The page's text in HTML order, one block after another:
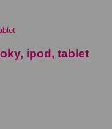
ipod, tablet